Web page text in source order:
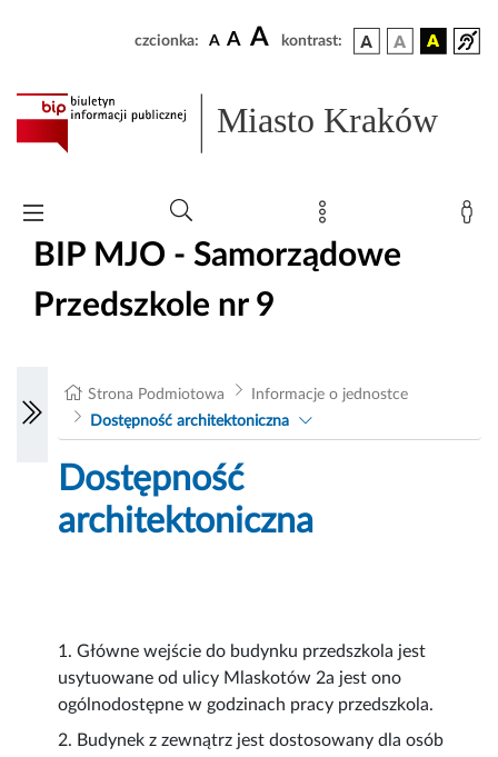
czcionka: A A A kontrast:
Miasto Kraków
BIP MJO - Samorządowe
Przedszkole nr 9
Strona Podmiotowa
Informacje o jednostce
Dostępność architektoniczna
Dostępność
architektoniczna
1. Główne wejście do budynku przedszkola jest
usytuowane od ulicy Mlaskotów 2a jest ono
ogólnodostępne w godzinach pracy przedszkola.
2. Budynek z zewnątrz jest dostosowany dla osób